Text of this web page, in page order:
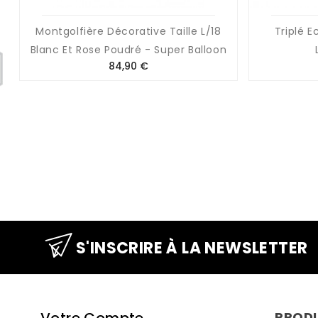
Montgolfière Décorative Taille L/18
Blanc Et Rose Poudré - Super Balloon
84,90 €Prix
Triplé
S'INSCRIRE À LA NEWSLETTER